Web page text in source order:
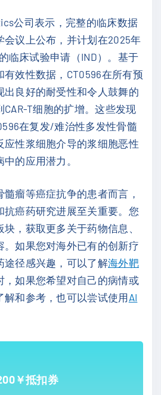
公司表示，完整的临床数据
会议上公布，并计划在2025年
临床试验申请（IND）。基于
效性数据，CT0596在所有预
出良好的耐受性和令人鼓舞的
T细胞的扩增。这些发现
在复发/难治性多发性骨髓
应性浆细胞介导的浆细胞恶性
的应用潜力。
瘤等癌症抗争的患者而言，
抗癌药研究进展至关重要。您
块，获取更多关于药物信息、
。如果您对海外已有的创新疗
途径感兴趣，可以了解海外靶
，如果您希望对自己的病情或
解和参考，也可以尝试使用AI
￥抵扣券